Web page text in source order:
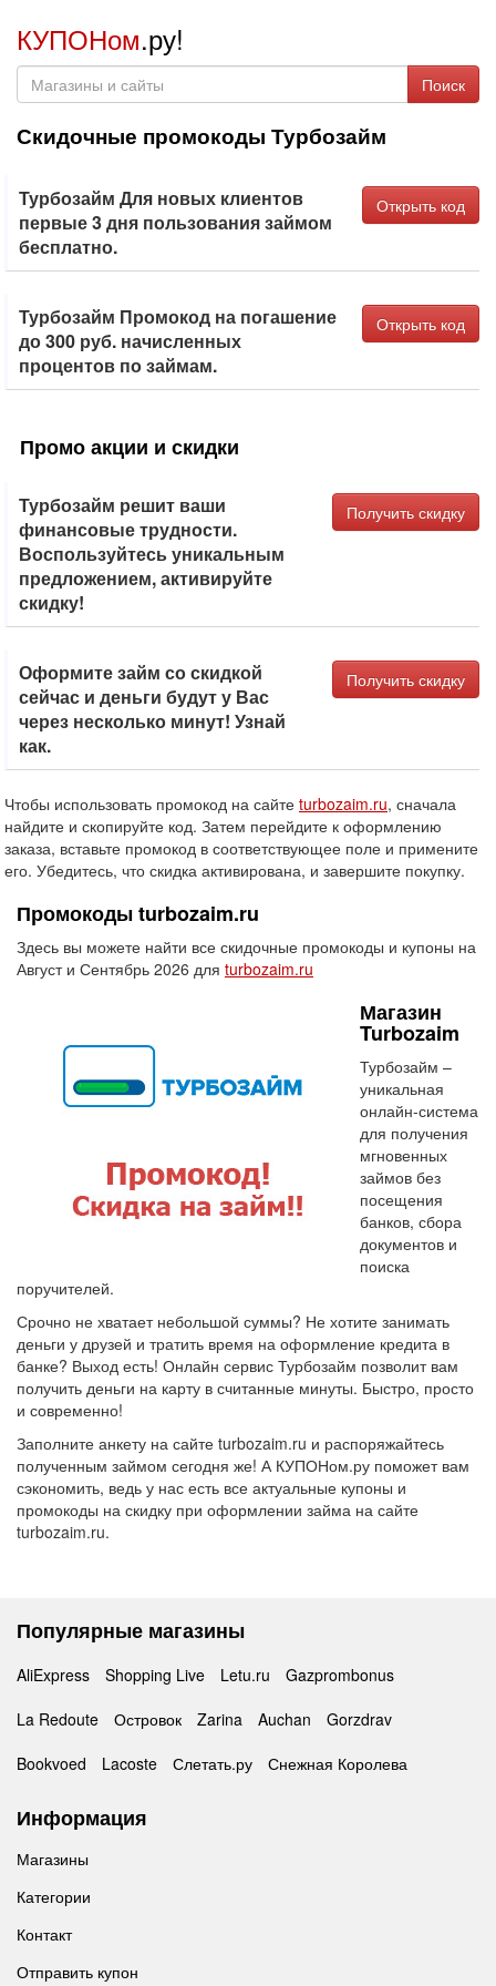
КУПОНом.ру!
Поиск
Скидочные промокоды Турбозайм
Турбозайм Для новых клиентов
первые 3 дня пользования займом
бесплатно.
Открыть код
Турбозайм Промокод на погашение
до 300 руб. начисленных
процентов по займам.
Открыть код
Промо акции и скидки
Турбозайм решит ваши
финансовые трудности.
Воспользуйтесь уникальным
предложением, активируйте
скидку!
Получить скидку
Оформите займ со скидкой
сейчас и деньги будут у Вас
через несколько минут! Узнай
как.
Получить скидку
Чтобы использовать промокод на сайте turbozaim.ru, сначала
найдите и скопируйте код. Затем перейдите к оформлению
заказа, вставьте промокод в соответствующее поле и примените
его. Убедитесь, что скидка активирована, и завершите покупку.
Промокоды turbozaim.ru
Здесь вы можете найти все скидочные промокоды и купоны на
Август и Сентябрь 2026 для turbozaim.ru
Магазин
Turbozaim
Турбозайм –
уникальная
онлайн-система
для получения
мгновенных
займов без
посещения
банков, сбора
документов и
поиска
поручителей.
Срочно не хватает небольшой суммы? Не хотите занимать
деньги у друзей и тратить время на оформление кредита в
банке? Выход есть! Онлайн сервис Турбозайм позволит вам
получить деньги на карту в считанные минуты. Быстро, просто
и современно!
Заполните анкету на сайте turbozaim.ru и распоряжайтесь
полученным займом сегодня же! А КУПОНом.ру поможет вам
сэкономить, ведь у нас есть все актуальные купоны и
промокоды на скидку при оформлении займа на сайте
turbozaim.ru.
Популярные магазины
AliExpress Shopping Live Letu.ru
Gazprombonus
La Redoute
Островок Zarina Auchan
Gorzdrav
Bookvoed
Lacoste Слетать.ру Снежная Королева
Информация
Магазины
Категории
Контакт
Отправить купон